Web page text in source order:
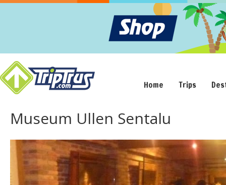
Home Trips
Museum Ullen Sentalu